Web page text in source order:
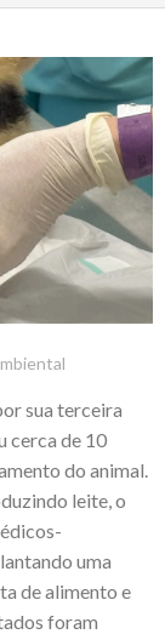
sua terceira
cerca de 10
do animal.
leite, o
uma
de alimento e
foram